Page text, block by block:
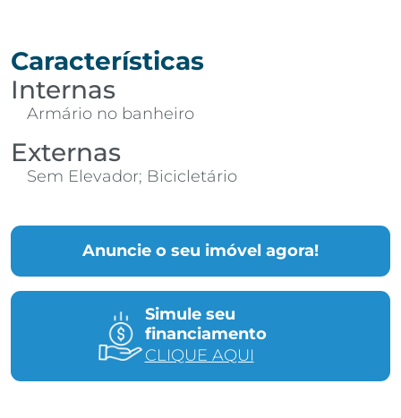
Anuncie o seu imóvel agora!
Simule seu
financiamento
CLIQUE AQUI
Características
Internas
Armário no banheiro
Externas
Sem Elevador; Bicicletário